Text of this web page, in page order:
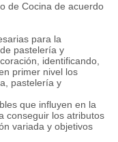
de Cocina de acuerdo
para la
pastelería y
identificando,
primer nivel los
pastelería y
que influyen en la
conseguir los atributos
variada y objetivos